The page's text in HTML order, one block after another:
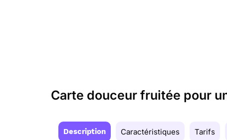
Carte douceur fruitée pour
Description Caractéristiques Tarifs